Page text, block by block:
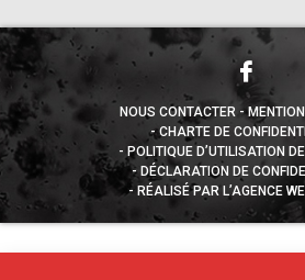
NOUS CONTACTER
CHARTE DE
POLITIQUE D’UTILISATION
DÉCLARATION DE
RÉALISÉ PAR L’AGENCE